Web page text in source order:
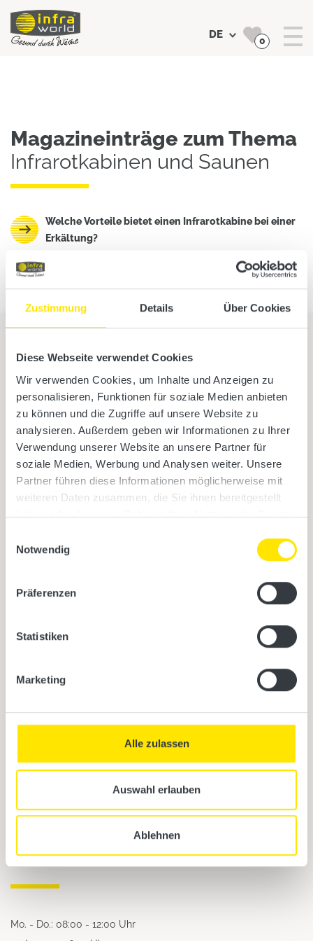
Zustimmung Details Über Cookies
Diese Webseite verwendet Cookies
Wir verwenden Cookies, um Inhalte und Anzeigen zu
personalisieren, Funktionen für soziale Medien anbieten
zu können und die Zugriffe auf unsere Website zu
analysieren. Außerdem geben wir Informationen zu Ihrer
Verwendung unserer Website an unsere Partner für
soziale Medien, Werbung und Analysen weiter. Unsere
Partner führen diese Informationen möglicherweise mit
weiteren Daten zusammen, die Sie ihnen bereitgestellt
haben oder die sie im Rahmen Ihrer Nutzung der Dienste
Notwendig
Präferenzen
Statistiken
Marketing
Alle zulassen
Auswahl erlauben
Ablehnen
DE 0
Magazineinträge zum Thema
Infrarotkabinen und Saunen
Welche Vorteile bietet einen Infrarotkabine bei einer
Erkältung?
Übersicht
Infrarotkabinen
Saunen
Zubehör & Accessoires
Aktuelle Kataloge
TPI GmbH
4873 Frankenburg
Tel: +43 7683 5022
E-Mail: office@tpi.co.at
Öffnungszeiten
Mo. - Do.: 08:00 - 12:00 Uhr